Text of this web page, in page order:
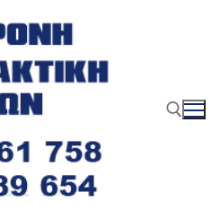
Αναζήτηση για: